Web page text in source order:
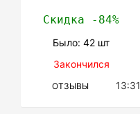
Скидка -84%
Было: 42 шт
Закончился
ОТЗЫВЫ 13:31